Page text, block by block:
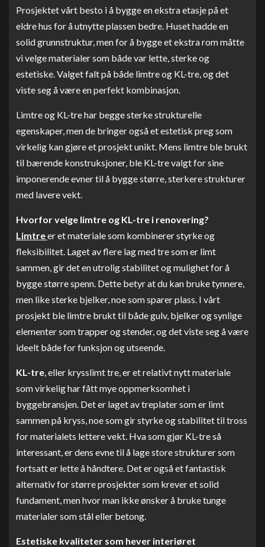
Prosjektet vårt besto i å bygge en ekstra etasje på et
eldre hus for å utnytte plassen bedre. Huset hadde en
solid grunnstruktur, men for å bygge et ekstra rom måtte
vi velge materialer som både var lette, sterke og
estetiske. Valget falt på både limtre og KL-tre, og det
viste seg å være en perfekt kombinasjon.
Limtre og KL-tre har begge sterke strukturelle
egenskaper, men de bringer også et estetisk preg som
virkelig kan gjøre et prosjekt unikt. Mens limtre ble brukt
til bærende konstruksjoner, ble KL-tre valgt for sine
imponerende evner til å bygge større, sterkere strukturer
med lavere vekt.
Hvorfor velge limtre og KL-tre i renovering?
Limtreer et materiale som kombinerer styrke og
fleksibilitet. Laget av flere lag med tre som er limt
sammen, gir det en utrolig stabilitet og mulighet for å
bygge større spenn. Dette betyr at du kan bruke tynnere,
men like sterke bjelker, noe som sparer plass. I vårt
prosjekt ble limtre brukt til både gulv, bjelker og synlige
elementer som trapper og stender, og det viste seg å være
ideelt både for funksjon og utseende.
KL-tre, eller krysslimt tre, er et relativt nytt materiale
som virkelig har fått mye oppmerksomhet i
byggebransjen. Det er laget av treplater som er limt
sammen på kryss, noe som gir styrke og stabilitet til tross
for materialets lettere vekt. Hva som gjør KL-tre så
interessant, er dens evne til å lage store strukturer som
fortsatt er lette å håndtere. Det er også et fantastisk
alternativ for større prosjekter som krever et solid
fundament, men hvor man ikke ønsker å bruke tunge
materialer som stål eller betong.
Estetiske kvaliteter som hever interiøret